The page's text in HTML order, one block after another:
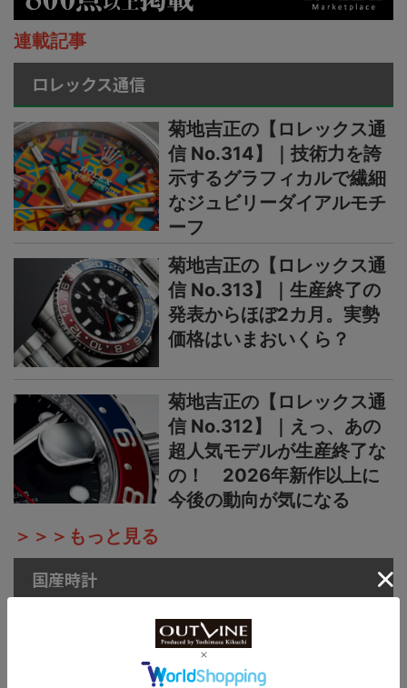
連載記事
ロレックス通信
菊地吉正の【ロレックス通
信 No.314】｜技術力を誇
示するグラフィカルで繊細
なジュビリーダイアルモチ
ーフ
菊地吉正の【ロレックス通
信 No.313】｜生産終了の
発表からほぼ2カ月。実勢
価格はいまおいくら？
菊地吉正の【ロレックス通
信 No.312】｜えっ、あの
超人気モデルが生産終了な
の！ 2026年新作以上に
今後の動向が気になる
＞＞＞もっと見る
国産時計
カシオ“G-SHOCK”新作
【“ライトイエローゴールド
×ブラウン”で3機種】黄金